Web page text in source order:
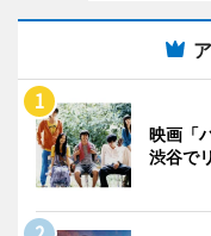
映画「
渋谷で